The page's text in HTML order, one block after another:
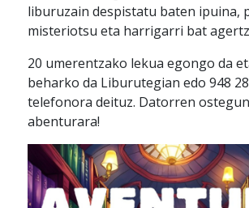
liburuzain despistatu baten ipuina,
misteriotsu eta harrigarri bat
20 umerentzako lekua egongo da
beharko da Liburutegian edo 948
telefonora deituz. Datorren
abenturara!